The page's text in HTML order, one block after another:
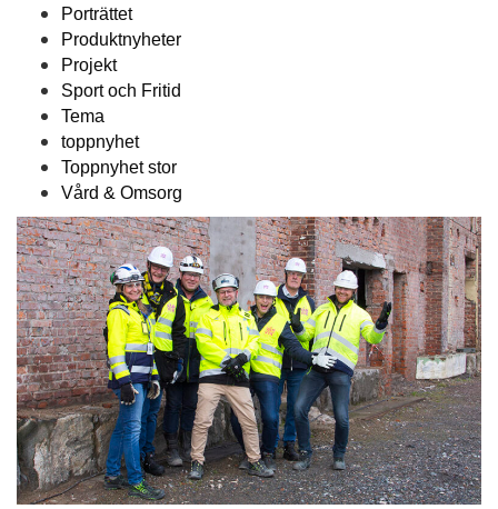
Porträttet
Produktnyheter
Projekt
Sport och Fritid
Tema
toppnyhet
Toppnyhet stor
Vård & Omsorg